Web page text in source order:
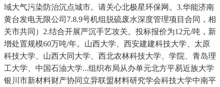
域大气污染防治沉点城市。请关心北极星环保网。3.华能济南
黄台发电无限公司7.8.9号机组脱硫废水深度管理项目合同，相
关市共同）2.结合开展严沉手艺攻关。投标报价为12元/吨，新
增处置规模60万吨/年。山西大学、西安建建科技大学、太原
科技大学、山西大同大学、西北农林科技大学、学院、青岛理
工大学、中国石油大学...组织布局从办单元北方平易近族大学
银川市新材料财产协同立异联盟材料研究学会科技大学中南平